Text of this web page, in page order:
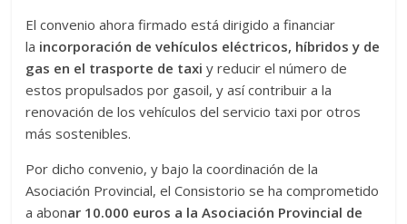
El convenio ahora firmado está dirigido a financiar
la incorporación de vehículos eléctricos, híbridos y de
gas en el trasporte de taxiy reducir el número de
estos propulsados por gasoil, y así contribuir a la
renovación de los vehículos del servicio taxi por otros
más sostenibles.
Por dicho convenio, y bajo la coordinación de la
Asociación Provincial, el Consistorio se ha comprometido
a abonar 10.000 euros a la Asociación Provincial de